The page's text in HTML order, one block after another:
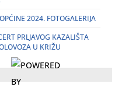
2024. FOTOGALERIJA
PRLJAVOG KAZALIŠTA
U KRIŽU